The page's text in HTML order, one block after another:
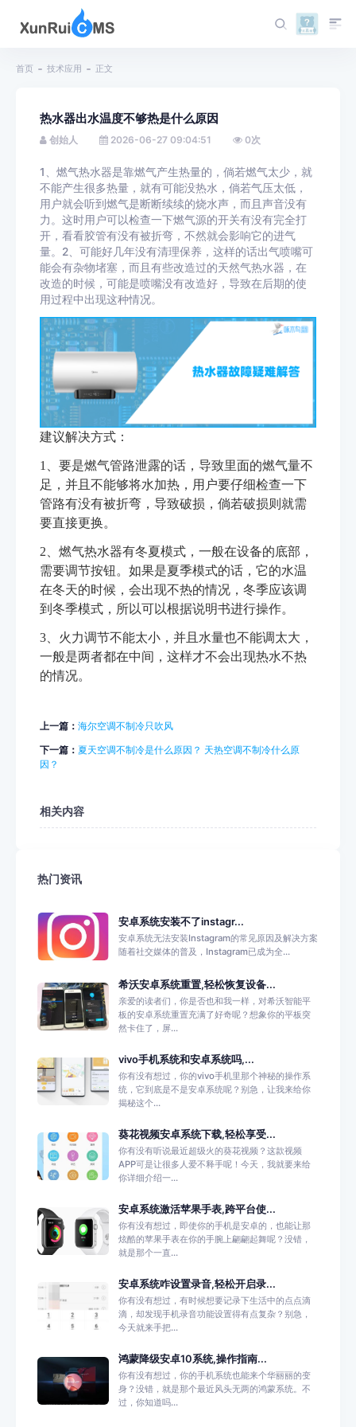
首页 技术应用 正文
热水器出水温度不够热是什么原因
创始人 2026-06-27 09:04:51 0次
1、燃气热水器是靠燃气产生热量的，倘若燃气太少，就
不能产生很多热量，就有可能没热水，倘若气压太低，
用户就会听到燃气是断断续续的烧水声，而且声音没有
力。这时用户可以检查一下燃气源的开关有没有完全打
开，看看胶管有没有被折弯，不然就会影响它的进气
量。2、可能好几年没有清理保养，这样的话出气喷嘴可
能会有杂物堵塞，而且有些改造过的天然气热水器，在
改造的时候，可能是喷嘴没有改造好，导致在后期的使
用过程中出现这种情况。
建议解决方式：
1、要是燃气管路泄露的话，导致里面的燃气量不
足，并且不能够将水加热，用户要仔细检查一下
管路有没有被折弯，导致破损，倘若破损则就需
要直接更换。
2、燃气热水器有冬夏模式，一般在设备的底部，
需要调节按钮。如果是夏季模式的话，它的水温
在冬天的时候，会出现不热的情况，冬季应该调
到冬季模式，所以可以根据说明书进行操作。
3、火力调节不能太小，并且水量也不能调太大，
一般是两者都在中间，这样才不会出现热水不热
的情况。
上一篇： 海尔空调不制冷只吹风
下一篇： 夏天空调不制冷是什么原因？ 天热空调不制冷什么原
因？
相关内容
热门资讯
安卓系统安装不了instagr...
安卓系统无法安装Instagram的常见原因及解决方案
随着社交媒体的普及，Instagram已成为全...
希沃安卓系统重置,轻松恢复设备...
亲爱的读者们，你是否也和我一样，对希沃智能平
板的安卓系统重置充满了好奇呢？想象你的平板突
然卡住了，屏...
vivo手机系统和安卓系统吗,...
你有没有想过，你的vivo手机里那个神秘的操作系
统，它到底是不是安卓系统呢？别急，让我来给你
揭秘这个...
葵花视频安卓系统下载,轻松享受...
你有没有听说最近超级火的葵花视频？这款视频
APP可是让很多人爱不释手呢！今天，我就要来给
你详细介绍一...
安卓系统激活苹果手表,跨平台使...
你有没有想过，即使你的手机是安卓的，也能让那
炫酷的苹果手表在你的手腕上翩翩起舞呢？没错，
就是那个一直...
安卓系统咋设置录音,轻松开启录...
你有没有想过，有时候想要记录下生活中的点点滴
滴，却发现手机录音功能设置得有点复杂？别急，
今天就来手把...
鸿蒙降级安卓10系统,操作指南...
你有没有想过，你的手机系统也能来个华丽丽的变
身？没错，就是那个最近风头无两的鸿蒙系统。不
过，你知道吗...